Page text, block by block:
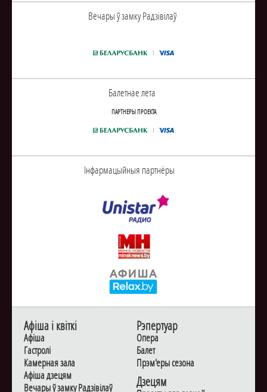
Вечары ў замку Радзiвiлаў
Балетнае лета
ПАРТНЕРЫ ПРОЕКТА
Інфармацыйныя партнёры
Афiша i квiткi
Афiша
Гастролi
Камерная зала
Афiша дзецям
Вечары ў замку Радзiвiлаў
Рэпертуар
Опера
Балет
Прэм'еры сезона
Дзецям